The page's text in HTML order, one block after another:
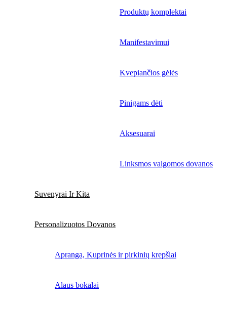
Produktų komplektai
Manifestavimui
Kvepiančios gėlės
Pinigams dėti
Aksesuarai
Linksmos valgomos dovanos
Suvenyrai Ir Kita
Personalizuotos Dovanos
Apranga, Kuprinės ir pirkinių krepšiai
Alaus bokalai